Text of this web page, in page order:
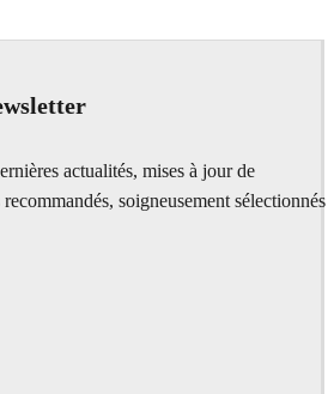
actualités, mises à jour de
soigneusement sélectionnés